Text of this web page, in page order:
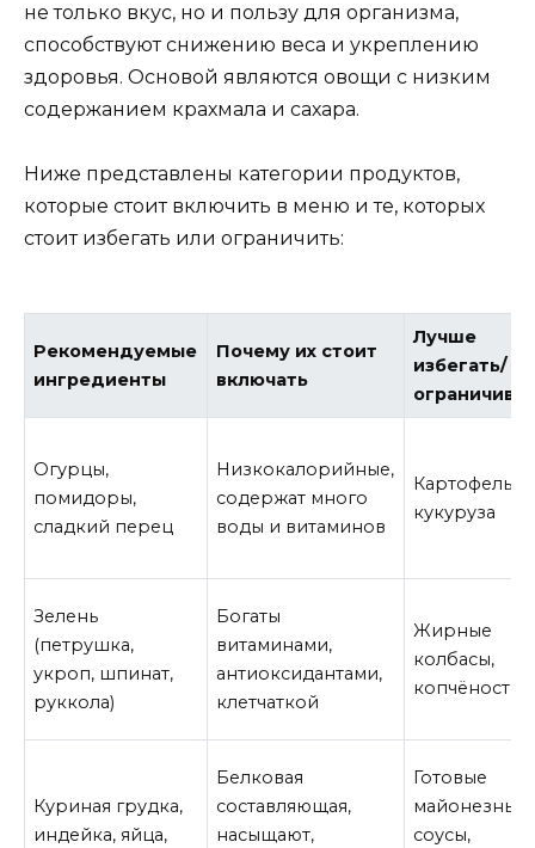
не только вкус, но и пользу для организма,
способствуют снижению веса и укреплению
здоровья. Основой являются овощи с низким
содержанием крахмала и сахара.
Ниже представлены категории продуктов,
которые стоит включить в меню и те, которых
стоит избегать или ограничить:
Рекомендуемые
ингредиенты
Почему их стоит
включать
Лучше
избегать/
Огурцы,
помидоры,
сладкий перец
Низкокалорийные,
содержат много
воды и витаминов
Картофель,
кукуруза
Зелень
(петрушка,
укроп, шпинат,
руккола)
Богаты
витаминами,
антиоксидантами,
клетчаткой
Жирные
колбасы,
копчёности
Куриная грудка,
индейка, яйца,
Белковая
составляющая,
насыщают,
Готовые
майонезные
соусы,